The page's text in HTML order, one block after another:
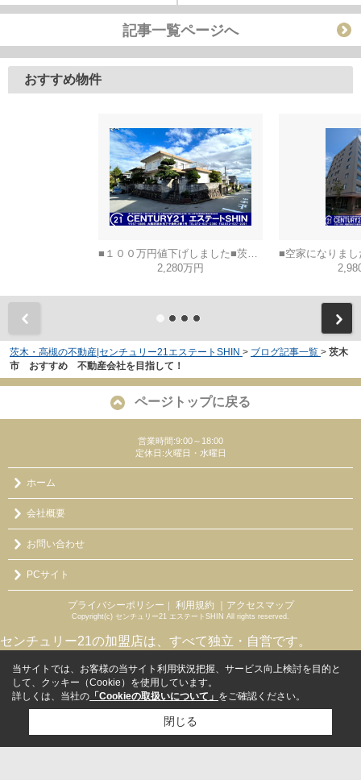
記事一覧ページへ
おすすめ物件
2,280万円
茨木・高槻の不動産|センチュリー21エステートSHIN > ブログ記事一覧 > 茨木
市 おすすめ 不動産会社を目指して！
ページトップに戻る
営業時間:9:00～18:00
定休日:火曜日・水曜日
ホーム
会社概要
お問い合わせ
PCサイト
プライバシーポリシー ｜ 利用規約 ｜アクセスマップ
Copyright(c) センチュリー21 エステートSHIN All rights reserved.
センチュリー21の加盟店は、すべて独立・自営です。
当サイトでは、お客様の当サイト利用状況把握、サービス向上検討を目的と
して、クッキー（Cookie）を使用しています。
詳しくは、当社の 「Cookieの取扱いについて」 をご確認ください。
閉じる